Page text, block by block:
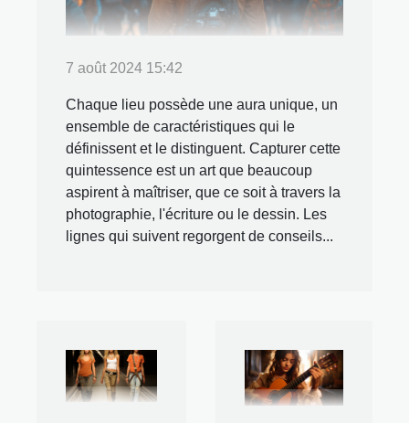
7 août 2024 15:42
Chaque lieu possède une aura unique, un
ensemble de caractéristiques qui le
définissent et le distinguent. Capturer cette
quintessence est un art que beaucoup
aspirent à maîtriser, que ce soit à travers la
photographie, l'écriture ou le dessin. Les
lignes qui suivent regorgent de conseils...